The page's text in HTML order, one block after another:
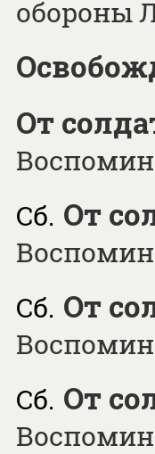
обороны
От
Сб. От
Сб. От
Сб. От